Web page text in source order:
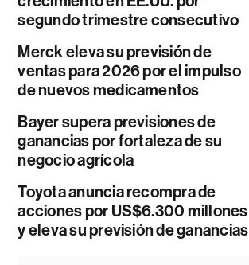
segundo trimestre consecutivo
Merck eleva su previsión de
ventas para 2026 por el impulso
de nuevos medicamentos
Bayer supera previsiones de
ganancias por fortaleza de su
negocio agrícola
Toyota anuncia recompra de
acciones por US$6.300 millones
y eleva su previsión de ganancias